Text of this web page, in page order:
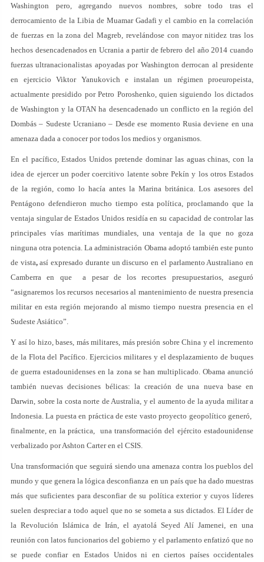
Washington pero, agregando nuevos nombres, sobre todo tras el
derrocamiento de la Libia de Muamar Gadafi y el cambio en la correlación
de fuerzas en la zona del Magreb, revelándose con mayor nitidez tras los
hechos desencadenados en Ucrania a partir de febrero del año 2014 cuando
fuerzas ultranacionalistas apoyadas por Washington derrocan al presidente
en ejercicio Viktor Yanukovich e instalan un régimen proeuropeista,
actualmente presidido por Petro Poroshenko, quien siguiendo los dictados
de Washington y la OTAN ha desencadenado un conflicto en la región del
Dombás – Sudeste Ucraniano – Desde ese momento Rusia deviene en una
amenaza dada a conocer por todos los medios y organismos.
En el pacífico, Estados Unidos pretende dominar las aguas chinas, con la
idea de ejercer un poder coercitivo latente sobre Pekín y los otros Estados
de la región, como lo hacía antes la Marina británica. Los asesores del
Pentágono defendieron mucho tiempo esta política, proclamando que la
ventaja singular de Estados Unidos residía en su capacidad de controlar las
principales vías marítimas mundiales, una ventaja de la que no goza
ninguna otra potencia. La administración Obama adoptó también este punto
de vista,así expresado durante un discurso en el parlamento Australiano en
Camberra en que a pesar de los recortes presupuestarios, aseguró
“asignaremos los recursos necesarios al mantenimiento de nuestra presencia
militar en esta región mejorando al mismo tiempo nuestra presencia en el
Sudeste Asiático”.
Y así lo hizo, bases, más militares, más presión sobre China y el incremento
de la Flota del Pacífico. Ejercicios militares y el desplazamiento de buques
de guerra estadounidenses en la zona se han multiplicado. Obama anunció
también nuevas decisiones bélicas: la creación de una nueva base en
Darwin, sobre la costa norte de Australia, y el aumento de la ayuda militar a
Indonesia. La puesta en práctica de este vasto proyecto geopolítico generó,
finalmente, en la práctica, una transformación del ejército estadounidense
verbalizado por Ashton Carter en el CSIS.
Una transformación que seguirá siendo una amenaza contra los pueblos del
mundo y que genera la lógica desconfianza en un país que ha dado muestras
más que suficientes para desconfiar de su política exterior y cuyos líderes
suelen despreciar a todo aquel que no se someta a sus dictados. El Líder de
la Revolución Islámica de Irán, el ayatolá Seyed Alí Jamenei, en una
reunión con latos funcionarios del gobierno y el parlamento enfatizó que no
se puede confiar en Estados Unidos ni en ciertos países occidentales